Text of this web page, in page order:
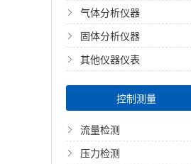
气体分析仪器
固体分析仪器
其他仪器仪表
控制测量
流量检测
压力检测